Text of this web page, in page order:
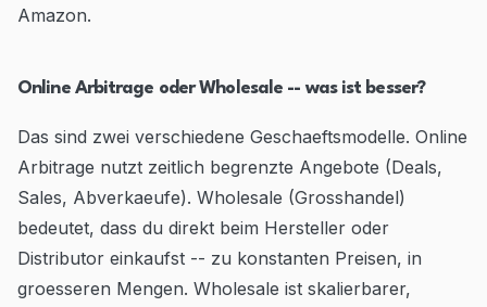
Amazon.
Online Arbitrage oder Wholesale -- was ist besser?
Das sind zwei verschiedene Geschaeftsmodelle. Online
Arbitrage nutzt zeitlich begrenzte Angebote (Deals,
Sales, Abverkaeufe). Wholesale (Grosshandel)
bedeutet, dass du direkt beim Hersteller oder
Distributor einkaufst -- zu konstanten Preisen, in
groesseren Mengen. Wholesale ist skalierbarer,